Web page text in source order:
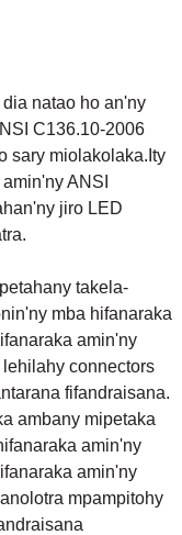
natao ho an'ny
C136.10-2006
sary miolakolaka.Ity
ANSI
jiro LED
takela-
mba hifanaraka
amin'ny
connectors
fifandraisana.
ambany mipetaka
amin'ny
amin'ny
mpampitohy